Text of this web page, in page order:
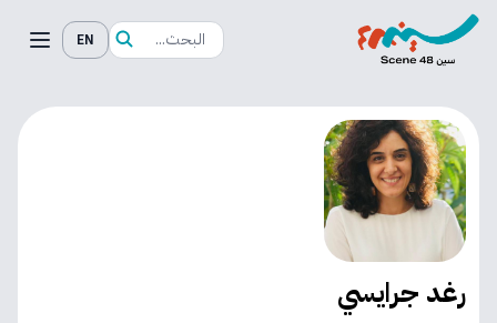
EN
رغد جرايسي